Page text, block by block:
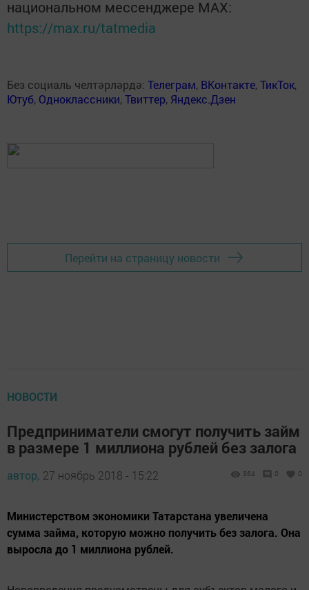
национальном мессенджере MАХ:
https://max.ru/tatmedia
Без социаль челтәрләрдә: Телеграм, ВКонтакте,ТикТок,
Ютуб, Одноклассники,Твиттер, Яндекс.Дзен
Перейти на страницу новости
НОВОСТИ
Предприниматели смогут получить займ
в размере ​1 миллиона рублей без залога
автор, 27 ноябрь 2018 - 15:22 364 0 0
Министерством экономики Татарстана увеличена
сумма займа, которую можно получить без залога. Она
выросла до 1 миллиона рублей.